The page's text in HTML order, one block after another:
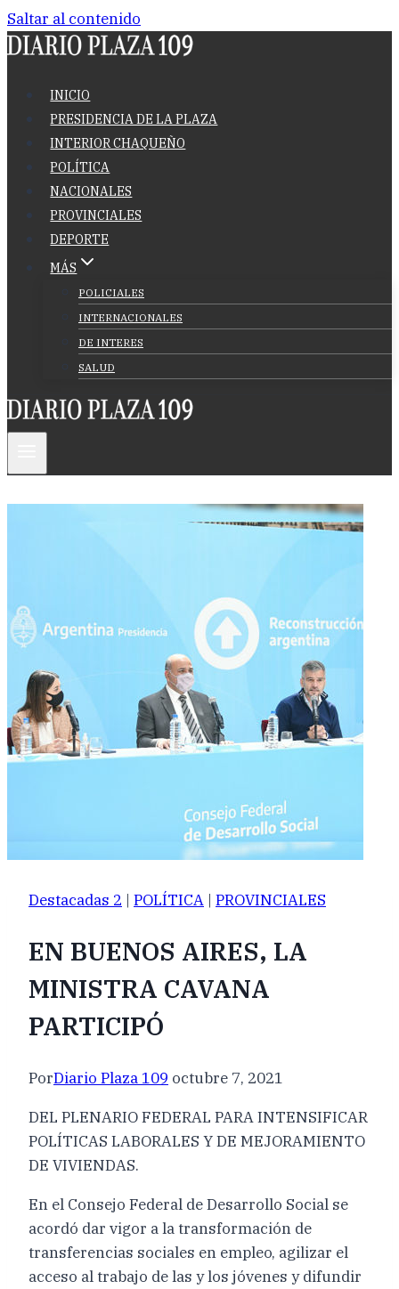
Saltar al contenido
INICIO
PRESIDENCIA DE LA PLAZA
INTERIOR CHAQUEÑO
POLÍTICA
NACIONALES
PROVINCIALES
DEPORTE
MÁS
POLICIALES
INTERNACIONALES
DE INTERES
SALUD
Destacadas 2 | POLÍTICA | PROVINCIALES
EN BUENOS AIRES, LA
MINISTRA CAVANA
PARTICIPÓ
PorDiario Plaza 109 octubre 7, 2021
DEL PLENARIO FEDERAL PARA INTENSIFICAR
POLÍTICAS LABORALES Y DE MEJORAMIENTO
DE VIVIENDAS.
En el Consejo Federal de Desarrollo Social se
acordó dar vigor a la transformación de
transferencias sociales en empleo, agilizar el
acceso al trabajo de las y los jóvenes y difundir